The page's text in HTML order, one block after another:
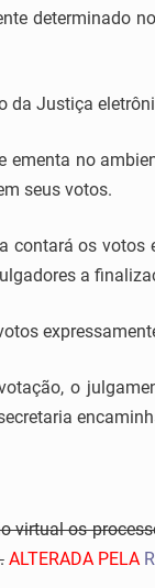
determinado
da Justiça
ementa no
seus votos.
contará os
a
o
virtual os
ALTERADA PELA